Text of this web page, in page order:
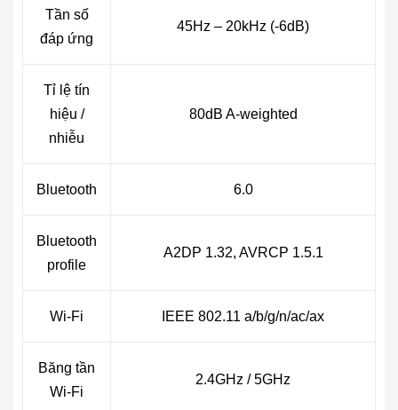
Tần số
đáp ứng
45Hz – 20kHz (-6dB)
Tỉ lệ tín
hiệu /
nhiễu
80dB A-weighted
Bluetooth 6.0
Bluetooth
profile
A2DP 1.32, AVRCP 1.5.1
Wi-Fi IEEE 802.11 a/b/g/n/ac/ax
Băng tần
Wi-Fi
2.4GHz / 5GHz